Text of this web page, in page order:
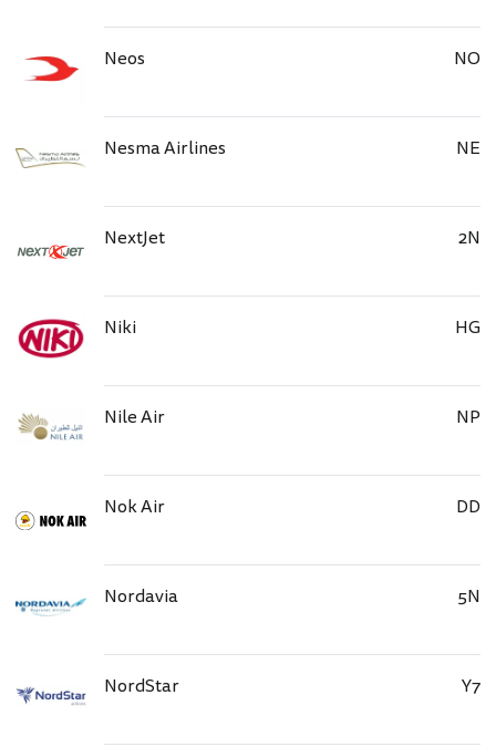
Neos NO
Nesma Airlines NE
NextJet 2N
Niki HG
Nile Air NP
Nok Air DD
Nordavia 5N
NordStar Y7